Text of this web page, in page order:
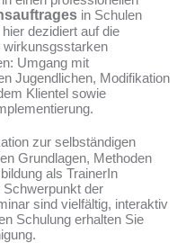
in Schulen
dezidiert auf die
wirkunsgsstarken
Umgang mit
Jugendlichen, Modifikation
Klientel sowie
zur selbständigen
Grundlagen, Methoden
als TrainerIn
der
sind vielfältig, interaktiv
Schulung erhalten Sie